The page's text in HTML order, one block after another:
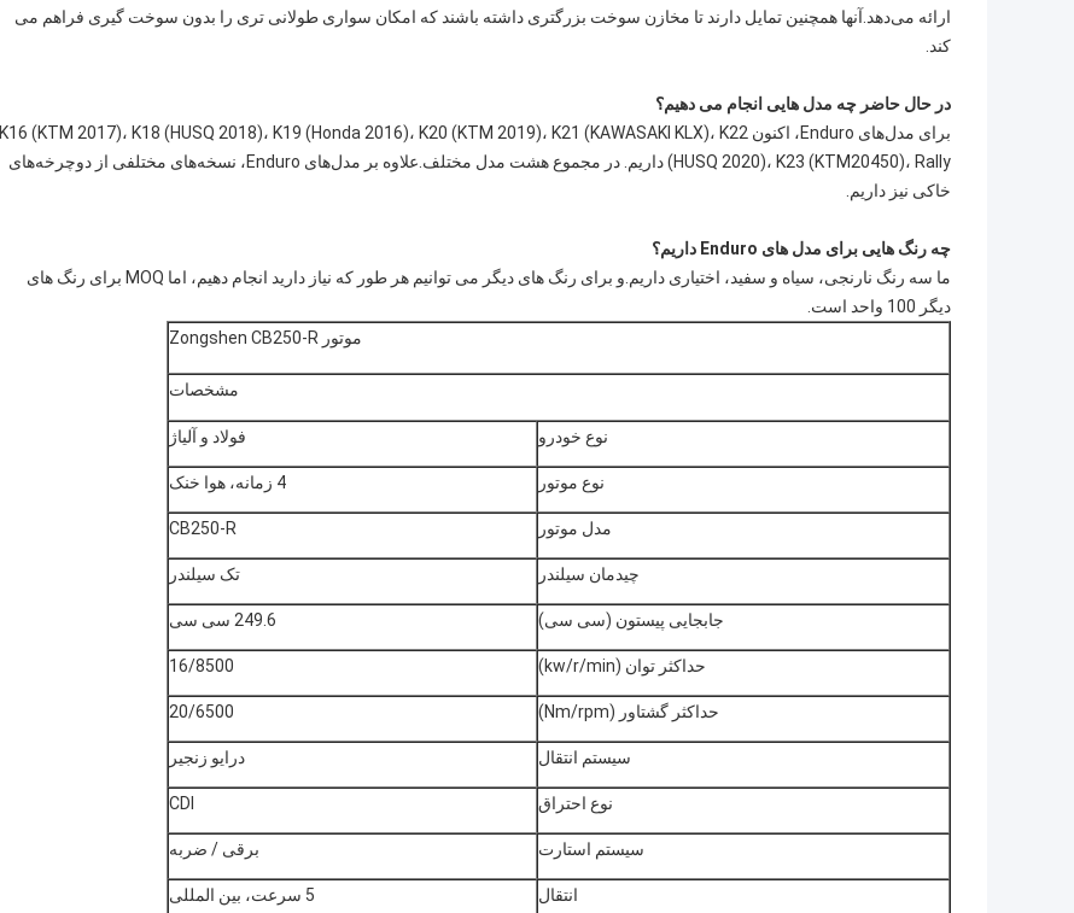
ارائه می‌دهد.آنها همچنین تمایل دارند تا مخازن سوخت بزرگتری داشته باشند که امکان سواری طولانی تری را بدون سوخت گیری فراهم می
کند.
در حال حاضر چه مدل هایی انجام می دهیم؟
برای مدل‌های Enduro، اکنون K16 (KTM 2017)، K18 (HUSQ 2018)، K19 (Honda 2016)، K20 (KTM 2019)، K21 (KAWASAKI KLX)، K22
(HUSQ 2020)، K23 (KTM20450)، Rally داریم. در مجموع هشت مدل مختلف.علاوه بر مدل‌های Enduro، نسخه‌های مختلفی از دوچرخه‌های
خاکی نیز داریم.
چه رنگ هایی برای مدل های Enduro داریم؟
ما سه رنگ نارنجی، سیاه و سفید، اختیاری داریم.و برای رنگ های دیگر می توانیم هر طور که نیاز دارید انجام دهیم، اما MOQ برای رنگ های
دیگر 100 واحد است.
موتور Zongshen CB250-R
مشخصات
نوع خودرو فولاد و آلیاژ
نوع موتور 4 زمانه، هوا خنک
مدل موتور CB250-R
چیدمان سیلندر تک سیلندر
جابجایی پیستون (سی سی) 249.6 سی سی
حداکثر توان (kw/r/min) 16/8500
حداکثر گشتاور (Nm/rpm) 20/6500
سیستم انتقال درایو زنجیر
نوع احتراق CDI
سیستم استارت برقی / ضربه
انتقال 5 سرعت، بین المللی